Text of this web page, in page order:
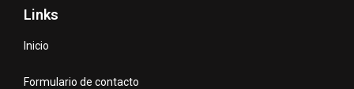
Links
Inicio
Formulario de contacto